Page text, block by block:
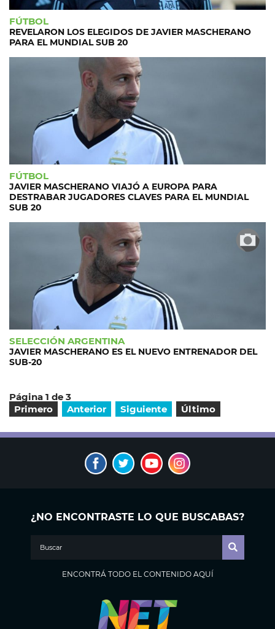
FÚTBOL
REVELARON LOS ELEGIDOS DE JAVIER MASCHERANO
PARA EL MUNDIAL SUB 20
FÚTBOL
JAVIER MASCHERANO VIAJÓ A EUROPA PARA
DESTRABAR JUGADORES CLAVES PARA EL MUNDIAL
SUB 20
SELECCIÓN ARGENTINA
JAVIER MASCHERANO ES EL NUEVO ENTRENADOR DEL
SUB-20
Página 1 de 3
Primero
Anterior Siguiente Último
¿NO ENCONTRASTE LO QUE BUSCABAS?
ENCONTRÁ TODO EL CONTENIDO AQUÍ